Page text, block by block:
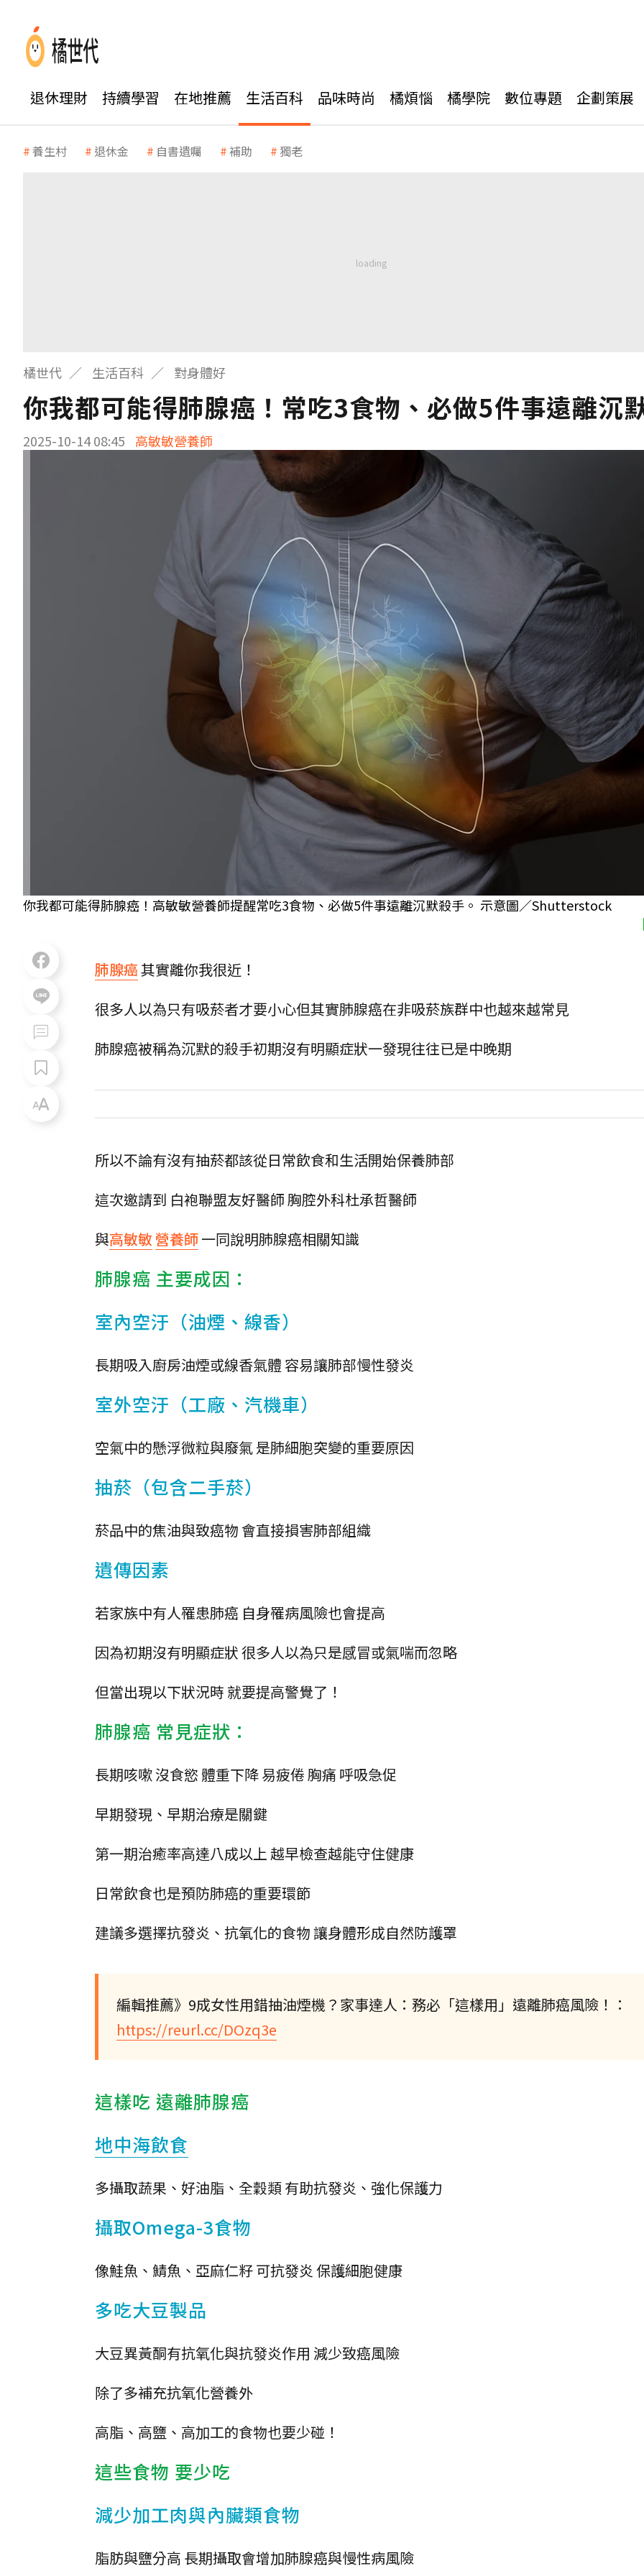
退休理財 持續學習 在地推薦 生活百科 品味時尚 橘煩惱 橘學院 數位專題 企劃策展
養生村 退休金 自書遺囑 補助 獨老
橘世代 生活百科 對身體好
你我都可能得肺腺癌！常吃3食物、必做5件事遠離沉
2025-10-14 08:45 高敏敏營養師
你我都可能得肺腺癌！高敏敏營養師提醒常吃3食物、必做5件事遠離沉默殺手。 示意圖／Shutterstock
肺腺癌其實離你我很近！
很多人以為只有吸菸者才要小心但其實肺腺癌在非吸菸族群中也越來越常見
肺腺癌被稱為沉默的殺手初期沒有明顯症狀一發現往往已是中晚期
所以不論有沒有抽菸都該從日常飲食和生活開始保養肺部
這次邀請到 白袍聯盟友好醫師 胸腔外科杜承哲醫師
與高敏敏營養師一同說明肺腺癌相關知識
肺腺癌 主要成因：
室內空汙（油煙、線香）
長期吸入廚房油煙或線香氣體 容易讓肺部慢性發炎
室外空汙（工廠、汽機車）
空氣中的懸浮微粒與廢氣 是肺細胞突變的重要原因
抽菸（包含二手菸）
菸品中的焦油與致癌物 會直接損害肺部組織
遺傳因素
若家族中有人罹患肺癌 自身罹病風險也會提高
因為初期沒有明顯症狀 很多人以為只是感冒或氣喘而忽略
但當出現以下狀況時 就要提高警覺了！
肺腺癌 常見症狀：
長期咳嗽 沒食慾 體重下降 易疲倦 胸痛 呼吸急促
早期發現、早期治療是關鍵
第一期治癒率高達八成以上 越早檢查越能守住健康
日常飲食也是預防肺癌的重要環節
建議多選擇抗發炎、抗氧化的食物 讓身體形成自然防護罩
編輯推薦》9成女性用錯抽油煙機？家事達人：務必「這樣用」遠離肺癌風險！：
https://reurl.cc/DOzq3e
這樣吃 遠離肺腺癌
地中海飲食
多攝取蔬果、好油脂、全穀類 有助抗發炎、強化保護力
攝取Omega-3食物
像鮭魚、鯖魚、亞麻仁籽 可抗發炎 保護細胞健康
多吃大豆製品
大豆異黃酮有抗氧化與抗發炎作用 減少致癌風險
除了多補充抗氧化營養外
高脂、高鹽、高加工的食物也要少碰！
這些食物 要少吃
減少加工肉與內臟類食物
脂肪與鹽分高 長期攝取會增加肺腺癌與慢性病風險